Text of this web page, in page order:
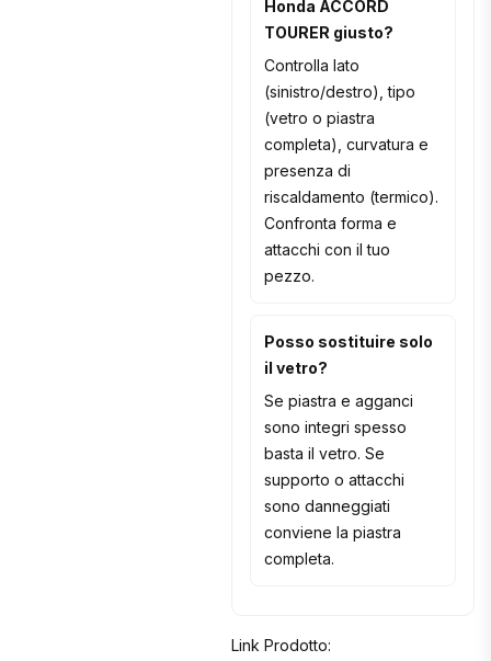
Honda ACCORD
TOURER giusto?
Controlla lato
(sinistro/destro), tipo
(vetro o piastra
completa), curvatura e
presenza di
riscaldamento (termico).
Confronta forma e
attacchi con il tuo
pezzo.
Posso sostituire solo
il vetro?
Se piastra e agganci
sono integri spesso
basta il vetro. Se
supporto o attacchi
sono danneggiati
conviene la piastra
completa.
Link Prodotto: